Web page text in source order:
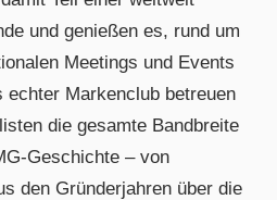
und genießen es, rund um
Meetings und Events
echter Markenclub betreuen
die gesamte Bandbreite
Geschichte – von
den Gründerjahren über die